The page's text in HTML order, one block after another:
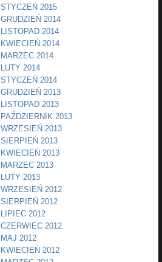
STYCZEŃ 2015
GRUDZIEŃ 2014
LISTOPAD 2014
KWIECIEŃ 2014
MARZEC 2014
LUTY 2014
STYCZEŃ 2014
GRUDZIEŃ 2013
LISTOPAD 2013
PAŹDZIERNIK 2013
WRZESIEŃ 2013
SIERPIEŃ 2013
KWIECIEŃ 2013
MARZEC 2013
LUTY 2013
WRZESIEŃ 2012
SIERPIEŃ 2012
LIPIEC 2012
CZERWIEC 2012
MAJ 2012
KWIECIEŃ 2012